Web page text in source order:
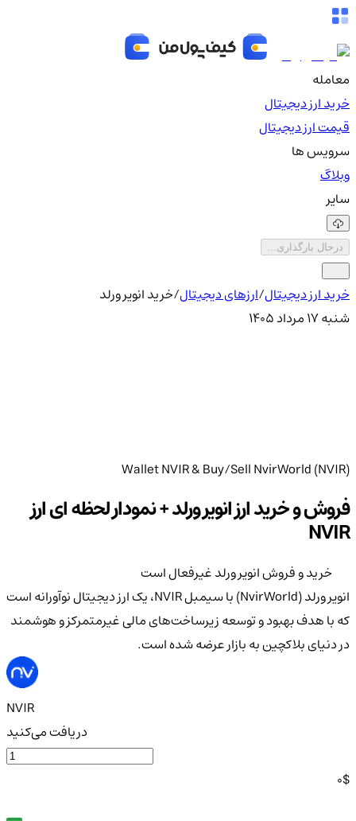
معامله
خرید ارز دیجیتال
قیمت ارز دیجیتال
سرویس ها
وبلاگ
سایر
درحال بارگذاری...
خرید ارز دیجیتال/ارزهای دیجیتال/خرید انویر ورلد
شنبه ۱۷ مرداد ۱۴۰۵
Wallet NVIR & Buy/Sell NvirWorld (NVIR)
فروش و خرید ارز انویر ورلد + نمودار لحظه ای ارز
NVIR
خرید و فروش انویر ورلد غیرفعال است
انویر ورلد (NvirWorld) با سیمبل NVIR، یک ارز دیجیتال نوآورانه است
که با هدف بهبود و توسعه زیرساخت‌های مالی غیرمتمرکز و هوشمند
در دنیای بلاکچین به بازار عرضه شده است.
NVIR
دریافت می‌کنید
0$